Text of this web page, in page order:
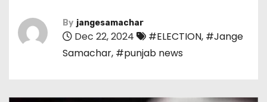
By jangesamachar
Dec 22, 2024 #ELECTION, #Jange
Samachar, #punjab news